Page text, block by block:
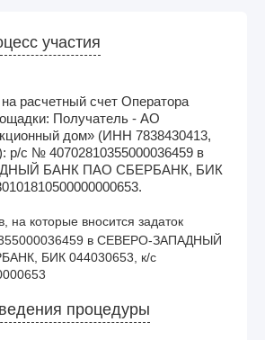
участия
расчетный счет Оператора
Получатель - АО
дом» (ИНН 7838430413,
р/с № 40702810355000036459 в
БАНК ПАО СБЕРБАНК, БИК
на которые вносится задаток
в СЕВЕРО-ЗАПАДНЫЙ
БИК 044030653, к/с
процедуры